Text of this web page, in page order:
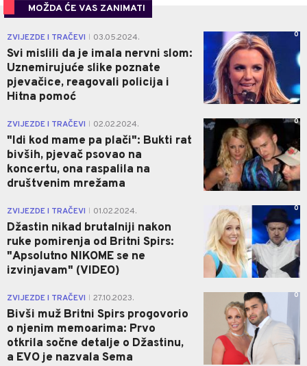
MOŽDA ĆE VAS ZANIMATI
ZVIJEZDE I TRAČEVI 03.05.2024.
Svi mislili da je imala nervni slom:
Uznemirujuće slike poznate
pjevačice, reagovali policija i
Hitna pomoć
0
ZVIJEZDE I TRAČEVI 02.02.2024.
"Idi kod mame pa plači": Bukti rat
bivših, pjevač psovao na
koncertu, ona raspalila na
društvenim mrežama
0
ZVIJEZDE I TRAČEVI 01.02.2024.
Džastin nikad brutalniji nakon
ruke pomirenja od Britni Spirs:
"Apsolutno NIKOME se ne
izvinjavam" (VIDEO)
0
ZVIJEZDE I TRAČEVI 27.10.2023.
Bivši muž Britni Spirs progovorio
o njenim memoarima: Prvo
otkrila sočne detalje o Džastinu,
a EVO je nazvala Sema
0